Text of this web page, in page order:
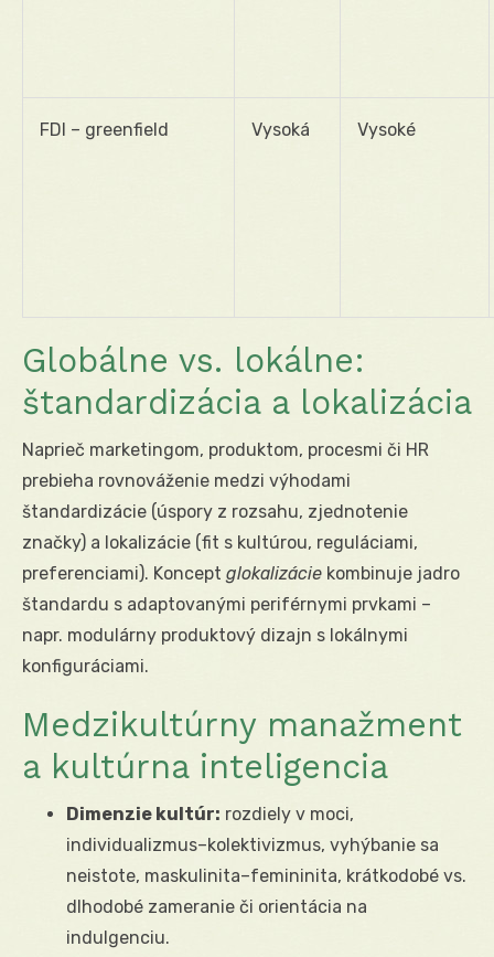
FDI – greenfield Vysoká Vysoké
Globálne vs. lokálne:
štandardizácia a lokalizácia
Naprieč marketingom, produktom, procesmi či HR
prebieha rovnováženie medzi výhodami
štandardizácie (úspory z rozsahu, zjednotenie
značky) a lokalizácie (fit s kultúrou, reguláciami,
preferenciami). Koncept glokalizácie kombinuje jadro
štandardu s adaptovanými periférnymi prvkami –
napr. modulárny produktový dizajn s lokálnymi
konfiguráciami.
Medzikultúrny manažment
a kultúrna inteligencia
Dimenzie kultúr: rozdiely v moci,
individualizmus–kolektivizmus, vyhýbanie sa
neistote, maskulinita–femininita, krátkodobé vs.
dlhodobé zameranie či orientácia na
indulgenciu.